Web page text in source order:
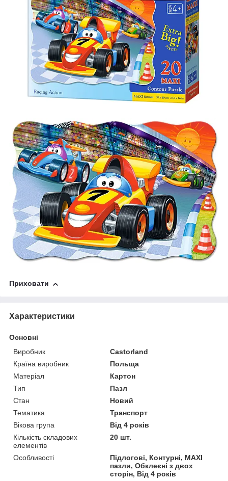
Приховати
Характеристики
Основні
Виробник
Castorland
Країна виробник
Польща
Матеріал
Картон
Тип
Пазл
Стан
Новий
Тематика
Транспорт
Вікова група
Від 4 років
Кількість складових
елементів
20 шт.
Особливості
Підлогові, Контурні, MAXI
пазли, Обклеєні з двох
сторін, Від 4 років